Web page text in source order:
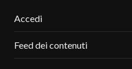
Accedi
Feed dei contenuti